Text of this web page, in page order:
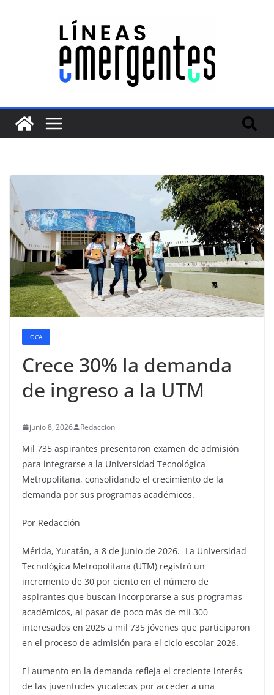
LOCAL
Crece 30% la demanda
de ingreso a la UTM
junio 8, 2026 Redaccion
Mil 735 aspirantes presentaron examen de admisión
para integrarse a la Universidad Tecnológica
Metropolitana, consolidando el crecimiento de la
demanda por sus programas académicos.
Por Redacción
Mérida, Yucatán, a 8 de junio de 2026.- La Universidad
Tecnológica Metropolitana (UTM) registró un
incremento de 30 por ciento en el número de
aspirantes que buscan incorporarse a sus programas
académicos, al pasar de poco más de mil 300
interesados en 2025 a mil 735 jóvenes que participaron
en el proceso de admisión para el ciclo escolar 2026.
El aumento en la demanda refleja el creciente interés
de las juventudes yucatecas por acceder a una